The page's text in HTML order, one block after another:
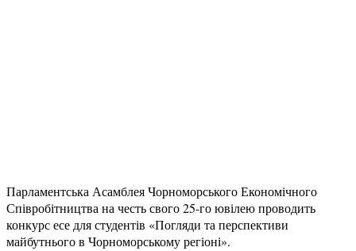
Парламентська Асамблея Чорноморського Економічного
Співробітництва на честь свого 25-го ювілею проводить
конкурс есе для студентів «Погляди та перспективи
майбутнього в Чорноморському регіоні».